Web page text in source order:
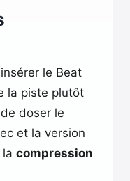
le Beat
la piste plutôt
doser le
et la version
compression